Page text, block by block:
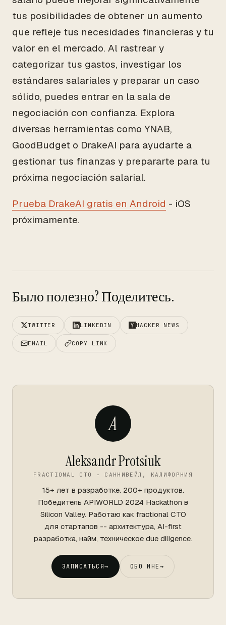
tus posibilidades de obtener un aumento
que refleje tus necesidades financieras y tu
valor en el mercado. Al rastrear y
categorizar tus gastos, investigar los
estándares salariales y preparar un caso
sólido, puedes entrar en la sala de
negociación con confianza. Explora
diversas herramientas como YNAB,
GoodBudget o DrakeAI para ayudarte a
gestionar tus finanzas y prepararte para tu
próxima negociación salarial.
Prueba DrakeAI gratis en Android - iOS
próximamente.
Было полезно? Поделитесь.
TWITTER LINKEDIN HACKER NEWS
EMAIL COPY LINK
A
Aleksandr Protsiuk
FRACTIONAL CTO - САННИВЕЙЛ, КАЛИФОРНИЯ
15+ лет в разработке. 200+ продуктов.
Победитель APIWORLD 2024 Hackathon в
Silicon Valley. Работаю как fractional CTO
для стартапов -- архитектура, AI-first
разработка, найм, техническое due diligence.
ЗАПИСАТЬСЯ→ ОБО МНЕ→